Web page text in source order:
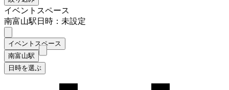
イベントスペース
南富山駅日時：未設定
イベントスペース
南富山駅
日時を選ぶ